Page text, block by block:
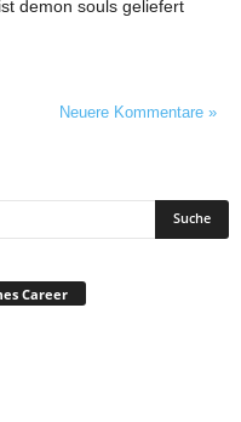
demon souls geliefert
Neuere Kommentare »
Career